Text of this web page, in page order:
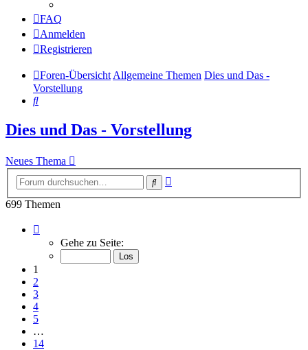
FAQ
Anmelden
Registrieren
Foren-ÜbersichtAllgemeine Themen Dies und Das -
Vorstellung
Suche
Dies und Das - Vorstellung
Neues Thema
Suche
699 Themen
von
Gehe zu Seite:
1
2
3
4
5
…
14